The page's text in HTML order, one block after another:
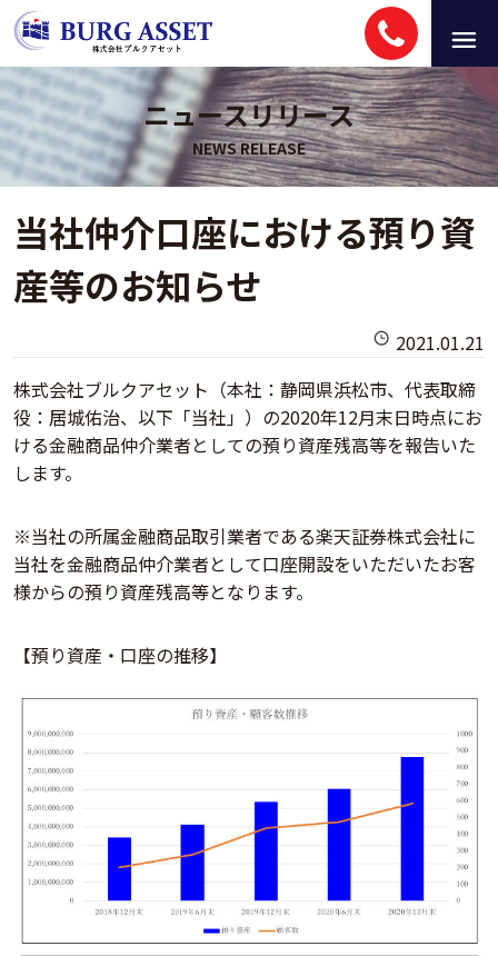
ニュースリリース
当社仲介口座における預り資
産等のお知らせ
2021.01.21
株式会社ブルクアセット（本社：静岡県浜松市、代表取締
役：居城佑治、以下「当社」）の2020年12月末日時点にお
ける金融商品仲介業者としての預り資産残高等を報告いた
します。
※当社の所属金融商品取引業者である楽天証券株式会社に
当社を金融商品仲介業者として口座開設をいただいたお客
様からの預り資産残高等となります。
【預り資産・口座の推移】